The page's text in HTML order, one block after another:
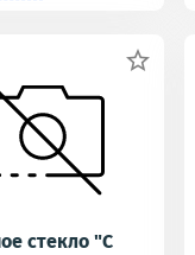

стекло "С